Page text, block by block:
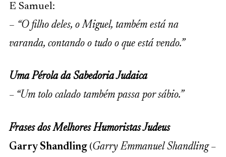
E Samuel:
– “O filho deles, o Miguel, também está na
varanda, contando o tudo o que está vendo.”
Uma Pérola da Sabedoria Judaica
– “Um tolo calado também passa por sábio.”
Frases dos Melhores Humoristas Judeus
Garry Shandling(Garry Emmanuel Shandling –